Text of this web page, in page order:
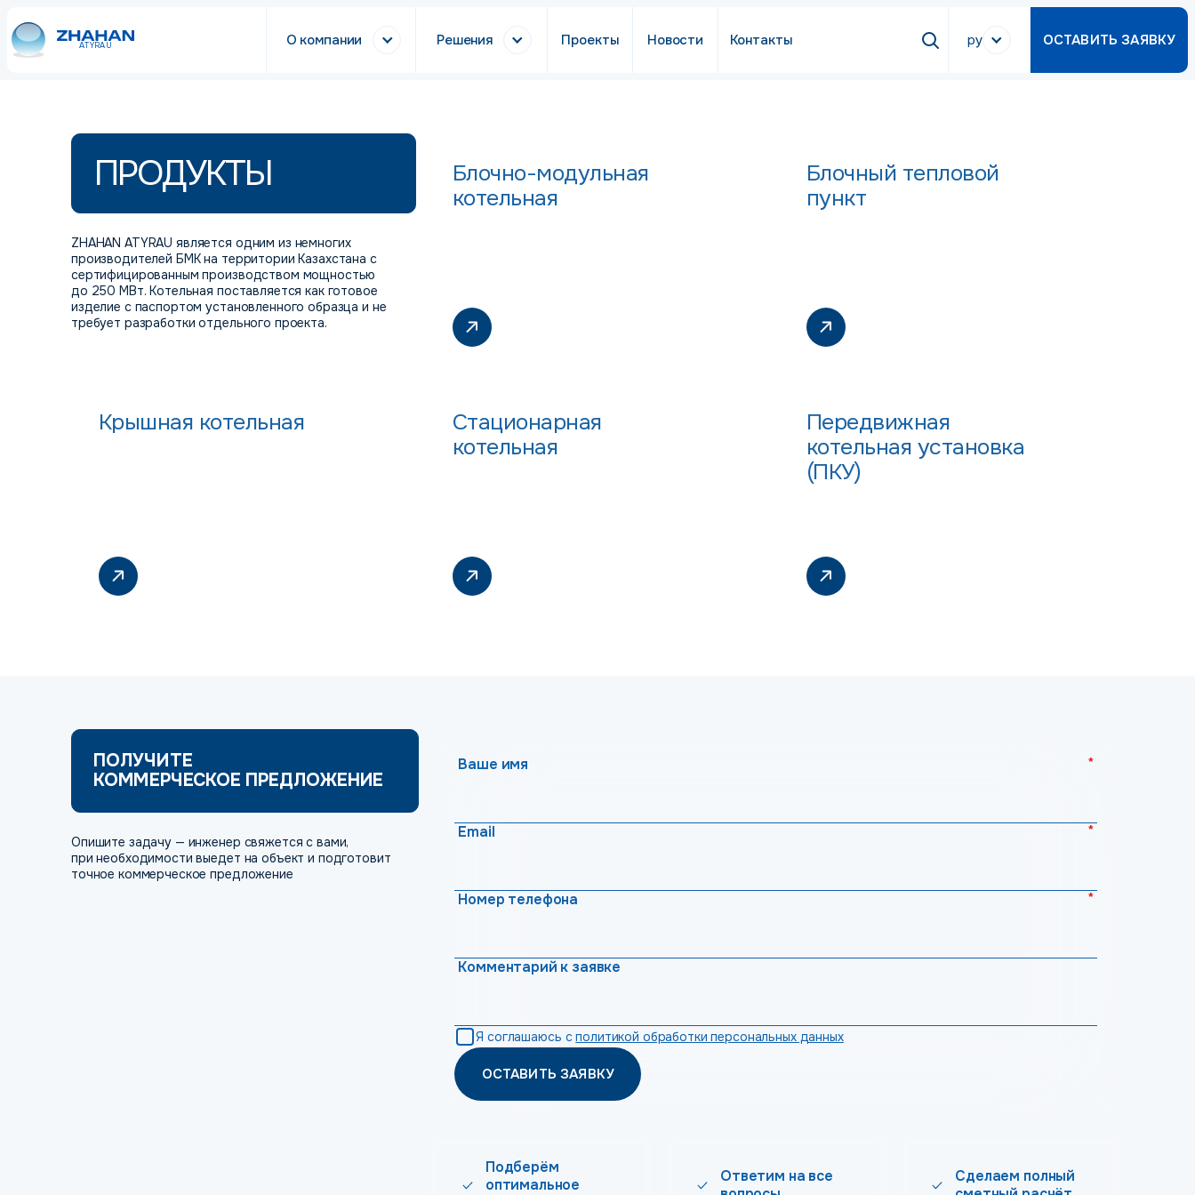
ATYRAU О компании Решения Проекты Новости Контакты ру ОСТАВИТЬ ЗАЯВКУ
ПРОДУКТЫ
ZHAHAN ATYRAU является одним из немногих
производителей БМК на территории Казахстана с
сертифицированным производством мощностью
до 250 МВт. Котельная поставляется как готовое
изделие с паспортом установленного образца и не
требует разработки отдельного проекта.
Блочно-модульная
котельная
Блочный тепловой
пункт
Крышная котельная
Стационарная
котельная
Передвижная
котельная установка
(ПКУ)
ПОЛУЧИТЕ
КОММЕРЧЕСКОЕ ПРЕДЛОЖЕНИЕ
Опишите задачу — инженер свяжется с вами,
при необходимости выедет на объект и подготовит
точное коммерческое предложение
Ваше имя *
Email *
Номер телефона *
Комментарий к заявке
Я соглашаюсь с политикой обработки персональных данных
ОСТАВИТЬ ЗАЯВКУ
Подберём
оптимальное
Ответим на все
Сделаем полный